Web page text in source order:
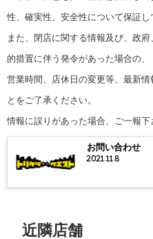
性、確実性、安全性について保証し
また、閉店に関する情報及び、政
的措置に伴う発令があった場合の、
営業時間、店休日の変更等、最新
とをご了承ください。
情報に誤りがあった場合、ご一報下
お問い合わせ
2021.11.8
近隣店舗